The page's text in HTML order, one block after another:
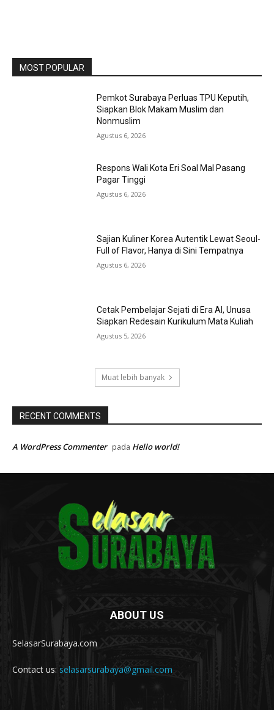
MOST POPULAR
Pemkot Surabaya Perluas TPU Keputih,
Siapkan Blok Makam Muslim dan
Nonmuslim
Agustus 6, 2026
Respons Wali Kota Eri Soal Mal Pasang
Pagar Tinggi
Agustus 6, 2026
Sajian Kuliner Korea Autentik Lewat Seoul-
Full of Flavor, Hanya di Sini Tempatnya
Agustus 6, 2026
Cetak Pembelajar Sejati di Era AI, Unusa
Siapkan Redesain Kurikulum Mata Kuliah
Agustus 5, 2026
Muat lebih banyak
RECENT COMMENTS
A WordPress Commenter pada Hello world!
ABOUT US
SelasarSurabaya.com
Contact us: selasarsurabaya@gmail.com